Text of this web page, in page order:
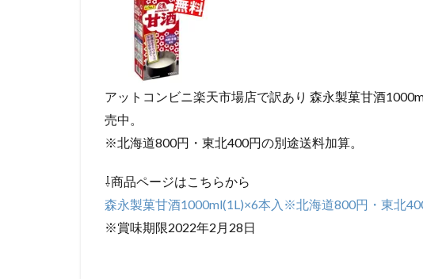
アットコンビニ楽天市場店で訳あり 森永製菓甘酒
売中。
※北海道800円・東北400円の別途送料加算。
⇩商品ページはこちらから
森永製菓甘酒1000ml(1L)×6本入※北海道800円・東北
※賞味期限2022年2月28日